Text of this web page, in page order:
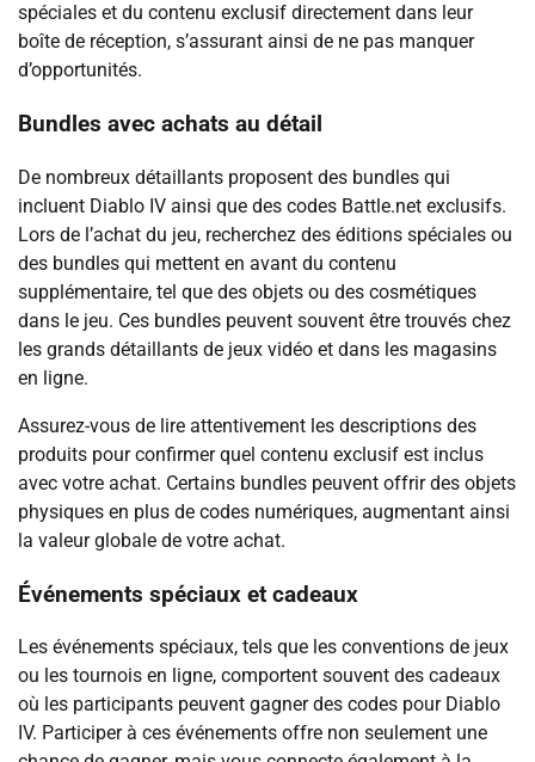
spéciales et du contenu exclusif directement dans leur
boîte de réception, s’assurant ainsi de ne pas manquer
d’opportunités.
Bundles avec achats au détail
De nombreux détaillants proposent des bundles qui
incluent Diablo IV ainsi que des codes Battle.net exclusifs.
Lors de l’achat du jeu, recherchez des éditions spéciales ou
des bundles qui mettent en avant du contenu
supplémentaire, tel que des objets ou des cosmétiques
dans le jeu. Ces bundles peuvent souvent être trouvés chez
les grands détaillants de jeux vidéo et dans les magasins
en ligne.
Assurez-vous de lire attentivement les descriptions des
produits pour confirmer quel contenu exclusif est inclus
avec votre achat. Certains bundles peuvent offrir des objets
physiques en plus de codes numériques, augmentant ainsi
la valeur globale de votre achat.
Événements spéciaux et cadeaux
Les événements spéciaux, tels que les conventions de jeux
ou les tournois en ligne, comportent souvent des cadeaux
où les participants peuvent gagner des codes pour Diablo
IV. Participer à ces événements offre non seulement une